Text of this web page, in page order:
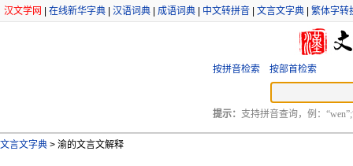
汉文学网 在线新华字典 汉语词典 成语词典 中文转拼音 文言文字典 繁体字转
按拼音检索 按部首检索
提示： 支持拼音查询，例：
文言文字典 > 渝的文言文解释